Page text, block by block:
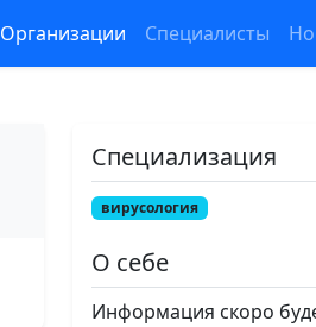
Организации Специалисты
Специализация
вирусология
О себе
Информация скоро